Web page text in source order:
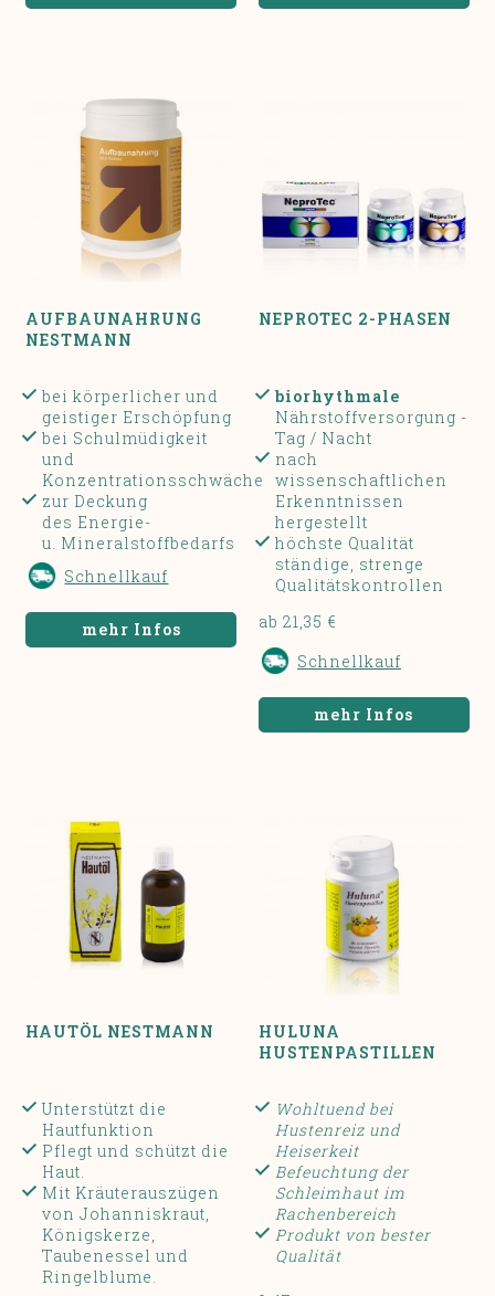
AUFBAUNAHRUNG
NESTMANN
bei körperlicher und
geistiger Erschöpfung
bei Schulmüdigkeit
und
Konzentrationsschwäche
zur Deckung
des Energie-
u. Mineralstoffbedarfs
Schnellkauf
mehr Infos
NEPROTEC 2-PHASEN
biorhythmale
Nährstoffversorgung -
Tag / Nacht
nach
wissenschaftlichen
Erkenntnissen
hergestellt
höchste Qualität
ständige, strenge
Qualitätskontrollen
ab 21,35 €
Schnellkauf
mehr Infos
HAUTÖL NESTMANN
Unterstützt die
Hautfunktion
Pflegt und schützt die
Haut.
Mit Kräuterauszügen
von Johanniskraut,
Königskerze,
Taubenessel und
Ringelblume.
HULUNA
HUSTENPASTILLEN
Wohltuend bei
Hustenreiz und
Heiserkeit
Befeuchtung der
Schleimhaut im
Rachenbereich
Produkt von bester
Qualität